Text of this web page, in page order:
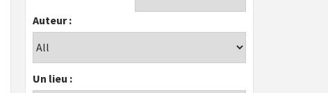
Auteur :
Un lieu :